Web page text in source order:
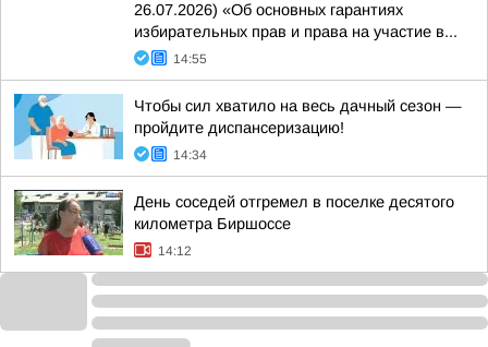
26.07.2026) «Об основных гарантиях
избирательных прав и права на участие в...
14:55
Чтобы сил хватило на весь дачный сезон —
пройдите диспансеризацию!
14:34
День соседей отгремел в поселке десятого
километра Биршоссе
14:12